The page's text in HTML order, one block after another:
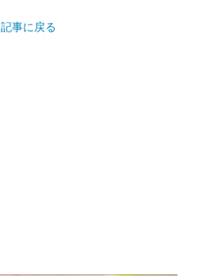
記事に戻る